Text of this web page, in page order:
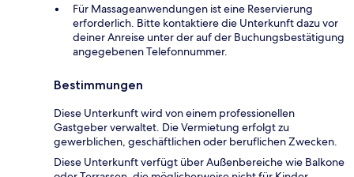
Für Massageanwendungen ist eine Reservierung
erforderlich. Bitte kontaktiere die Unterkunft dazu vor
deiner Anreise unter der auf der Buchungsbestätigung
angegebenen Telefonnummer.
Bestimmungen
Diese Unterkunft wird von einem professionellen
Gastgeber verwaltet. Die Vermietung erfolgt zu
gewerblichen, geschäftlichen oder beruflichen Zwecken.
Diese Unterkunft verfügt über Außenbereiche wie Balkone